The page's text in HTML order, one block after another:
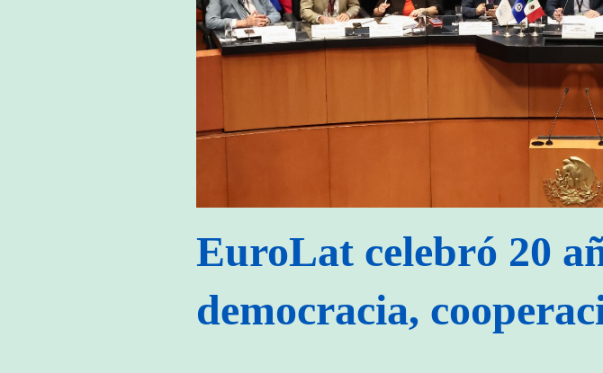
EuroLat celebró 20
democracia,